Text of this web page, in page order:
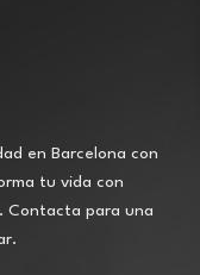
en Barcelona con
tu vida con
Contacta para una